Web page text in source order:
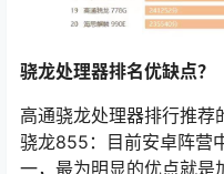
骁龙处理器排名优缺点？
高通骁龙处理器排行推荐
骁龙855：目前安卓阵营
一，最为明显的优点就是